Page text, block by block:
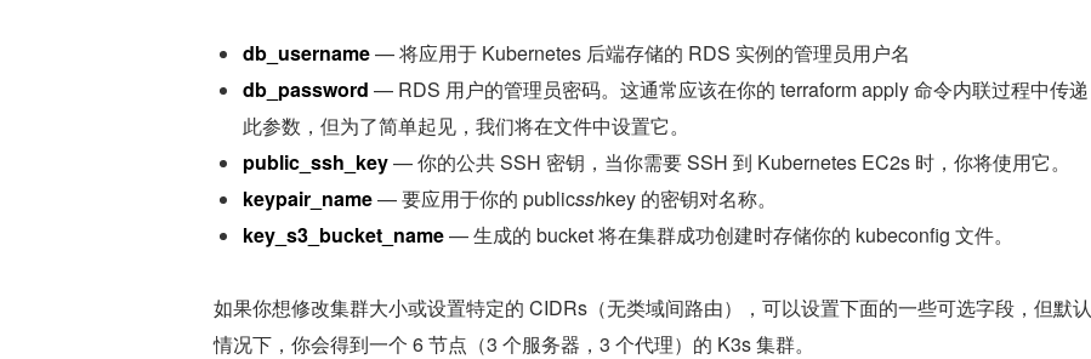
db_username — 将应用于 Kubernetes 后端存储的 RDS 实例的管理员用户名
db_password — RDS 用户的管理员密码。这通常应该在你的 terraform apply 命令内联过程中传递
此参数，但为了简单起见，我们将在文件中设置它。
public_ssh_key — 你的公共 SSH 密钥，当你需要 SSH 到 Kubernetes EC2s 时，你将使用它。
keypair_name — 要应用于你的 publicsshkey 的密钥对名称。
key_s3_bucket_name — 生成的 bucket 将在集群成功创建时存储你的 kubeconfig 文件。
如果你想修改集群大小或设置特定的 CIDRs（无类域间路由），可以设置下面的一些可选字段，但默认
情况下，你会得到一个 6 节点（3 个服务器，3 个代理）的 K3s 集群。